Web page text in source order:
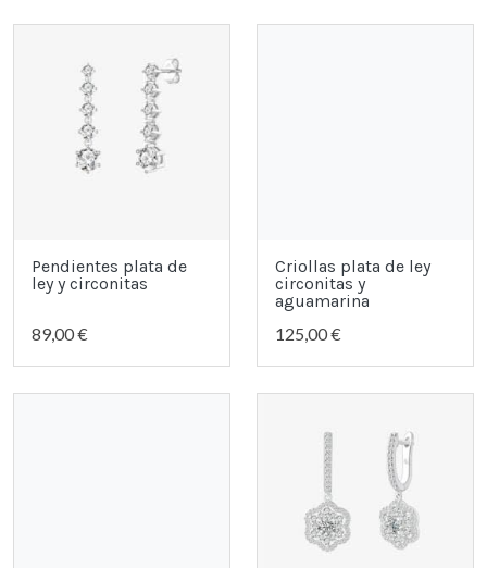
Pendientes plata de
ley y circonitas
89,00 €
Criollas plata de ley
circonitas y
aguamarina
125,00 €